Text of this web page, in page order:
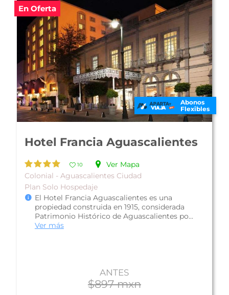
En Oferta
Abonos
Flexibles
Gran Hotel Alameda
10
Ver Mapa
Colonial - Aguascalientes Ciudad
Plan Solo Hospedaje
El Gran Hotel Alameda se ubica a unas calles
del centro de histórico de Aguascalientes, lo
que lo hace atractivo tanto par...Ver más
ANTES
$800 mxn